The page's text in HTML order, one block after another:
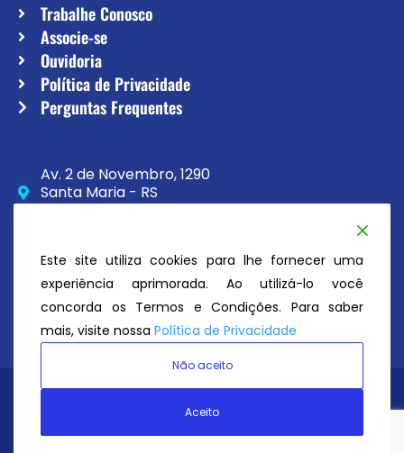
Trabalhe Conosco
Associe-se
Ouvidoria
Política de Privacidade
Perguntas Frequentes
Av. 2 de Novembro, 1290
Santa Maria - RS
CEP 97020-230
secretaria@atc.esp.br
Este site utiliza cookies para lhe fornecer uma
experiência aprimorada. Ao utilizá-lo você
concorda os Termos e Condições. Para saber
mais, visite nossa Política de Privacidade
Não aceito
Aceito